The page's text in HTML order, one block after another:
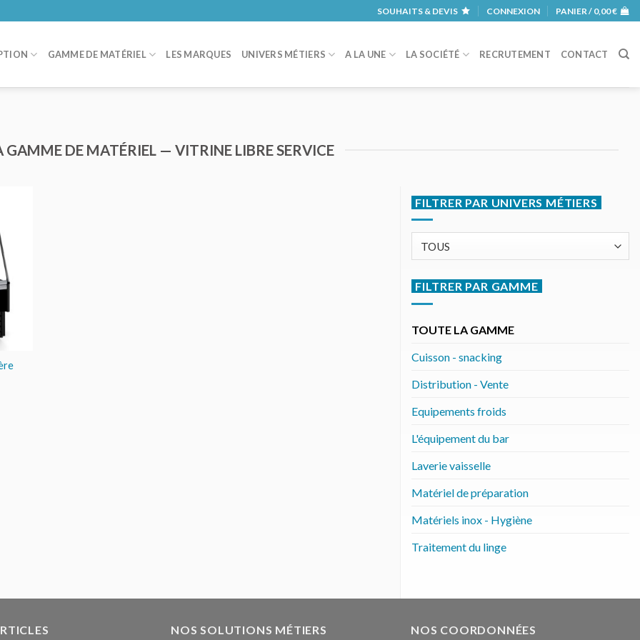
SOUHAITS & DEVIS CONNEXION PANIER / 0,00€
GAMME DE MATÉRIEL LES MARQUES UNIVERS MÉTIERS A LA UNE LA SOCIÉTÉ RECRUTEMENT CONTACT
GAMME DE MATÉRIEL — VITRINE LIBRE SERVICE
FILTRER PAR UNIVERS MÉTIERS
FILTRER PAR GAMME
TOUTE LA GAMME
Cuisson - snacking
Distribution - Vente
Equipements froids
L'équipement du bar
Laverie vaisselle
Matériel de préparation
Matériels inox - Hygiène
Traitement du linge
NOS SOLUTIONS MÉTIERS NOS COORDONNÉES